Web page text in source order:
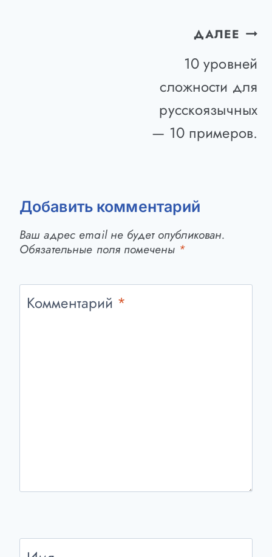
ДАЛЕЕ
10 уровней
сложности для
русскоязычных
— 10 примеров.
Добавить комментарий
Ваш адрес email не будет опубликован.
Обязательные поля помечены *
Комментарий *